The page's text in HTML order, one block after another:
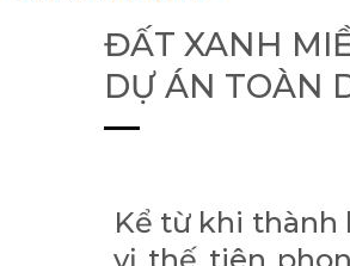
ĐẤT XANH
DỰ ÁN TOÀN
Kể từ khi thành